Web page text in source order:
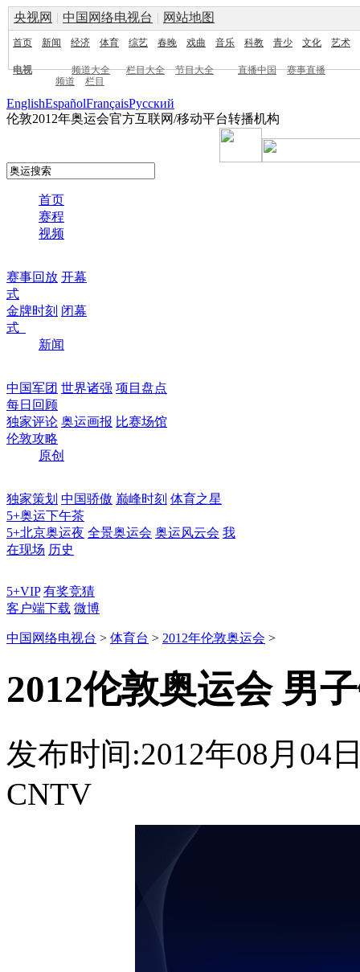
央视网 | 中国网络电视台 | 网站地图
首页 新闻 经济 体育 综艺 春晚 戏曲 音乐 科教 青少 文化 艺术
电视 频道大全 栏目大全 节目大全 直播中国
赛事直播
频道
栏目
EnglishEspañolFrançaisPусский
伦敦2012年奥运会官方互联网/移动平台转播机构
首页
赛程
视频
赛事回放 开幕
式
金牌时刻 闭幕
式
新闻
中国军团 世界诸强 项目盘点
每日回顾
独家评论 奥运画报 比赛场馆
伦敦攻略
原创
独家策划 中国骄傲 巅峰时刻 体育之星
5+奥运下午茶
5+北京奥运夜 全景奥运会 奥运风云会 我
在现场 历史
5+VIP 有奖竞猜
客户端下载 微博
中国网络电视台 > 体育台 > 2012年伦敦奥运会 >
2012伦敦奥运会 男
发布时间:2012年08月04
CNTV